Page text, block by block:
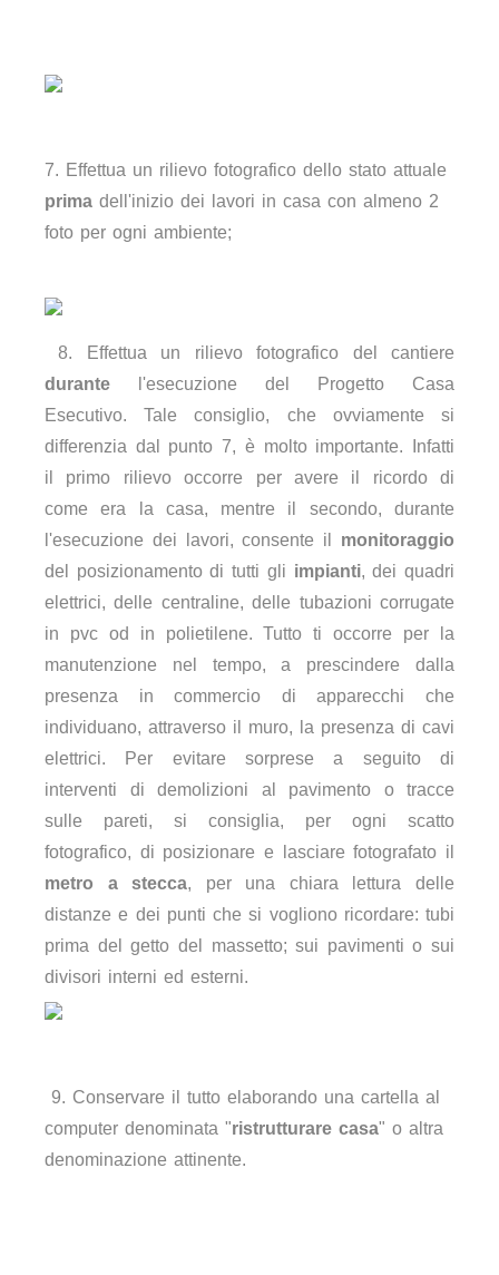
7. Effettua un rilievo fotografico dello stato attuale
prima dell'inizio dei lavori in casa con almeno 2
foto per ogni ambiente;
8. Effettua un rilievo fotografico del cantiere
durante l'esecuzione del Progetto Casa
Esecutivo. Tale consiglio, che ovviamente si
differenzia dal punto 7, è molto importante. Infatti
il primo rilievo occorre per avere il ricordo di
come era la casa, mentre il secondo, durante
l'esecuzione dei lavori, consente il monitoraggio
del posizionamento di tutti gli impianti, dei quadri
elettrici, delle centraline, delle tubazioni corrugate
in pvc od in polietilene. Tutto ti occorre per la
manutenzione nel tempo, a prescindere dalla
presenza in commercio di apparecchi che
individuano, attraverso il muro, la presenza di cavi
elettrici. Per evitare sorprese a seguito di
interventi di demolizioni al pavimento o tracce
sulle pareti, si consiglia, per ogni scatto
fotografico, di posizionare e lasciare fotografato il
metro a stecca, per una chiara lettura delle
distanze e dei punti che si vogliono ricordare: tubi
prima del getto del massetto; sui pavimenti o sui
divisori interni ed esterni.
9. Conservare il tutto elaborando una cartella al
computer denominata "ristrutturare casa" o altra
denominazione attinente.